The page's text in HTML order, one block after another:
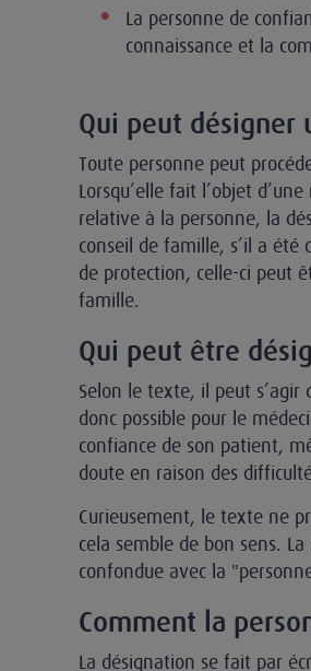
La personne de
connaissance et la
Qui peut désigner
Toute personne peut
Lorsqu’elle fait l’objet
relative à la personne, la
conseil de famille, s’il a été
de protection, celle-ci peut
famille.
Qui peut être
Selon le texte, il peut
donc possible pour le
confiance de son patient,
doute en raison des
Curieusement, le texte ne
cela semble de bon sens.
confondue avec la
Comment la
La désignation se fait par